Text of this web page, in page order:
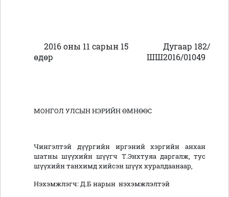
2016 оны 11 сарын 15
өдөр
Дугаар 182/
ШШ2016/01049
МОНГОЛ УЛСЫН НЭРИЙН ӨМНӨӨС
Чингэлтэй дүүргийн иргэний хэргийн анхан
шатны шүүхийн шүүгч Т.Энхтуяа даргалж, тус
шүүхийн танхимд хийсэн шүүх хуралдаанаар,
Нэхэмжлэгч: Д.Б нарын нэхэмжлэлтэй